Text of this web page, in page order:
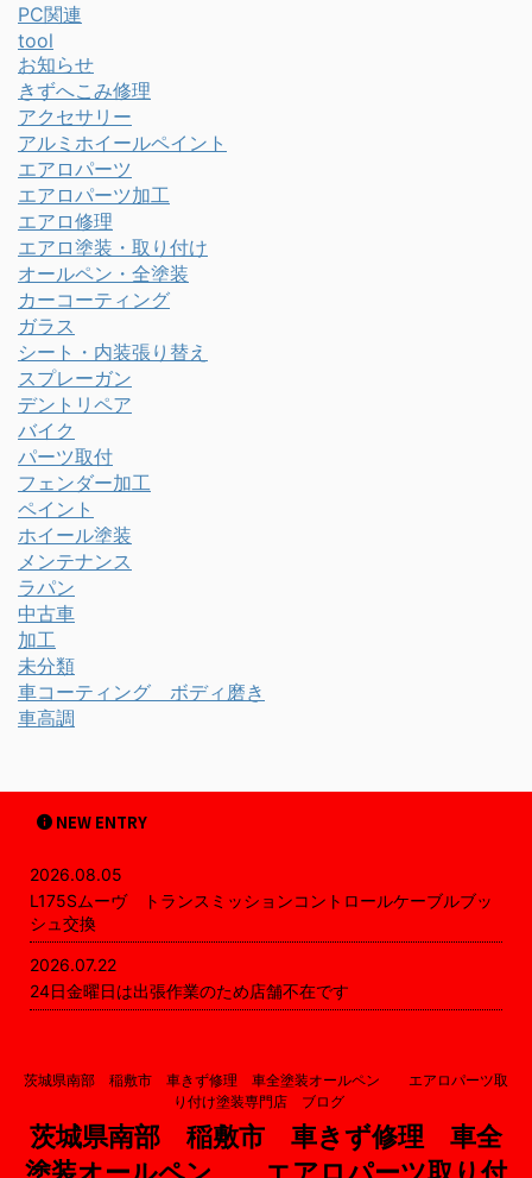
PC関連
tool
お知らせ
きずへこみ修理
アクセサリー
アルミホイールペイント
エアロパーツ
エアロパーツ加工
エアロ修理
エアロ塗装・取り付け
オールペン・全塗装
カーコーティング
ガラス
シート・内装張り替え
スプレーガン
デントリペア
バイク
パーツ取付
フェンダー加工
ペイント
ホイール塗装
メンテナンス
ラパン
中古車
加工
未分類
車コーティング ボディ磨き
車高調
NEW ENTRY
2026.08.05
L175Sムーヴ トランスミッションコントロールケーブルブッ
シュ交換
2026.07.22
24日金曜日は出張作業のため店舗不在です
茨城県南部 稲敷市 車きず修理 車全塗装オールペン エアロパーツ取
り付け塗装専門店 ブログ
茨城県南部 稲敷市 車きず修理 車全